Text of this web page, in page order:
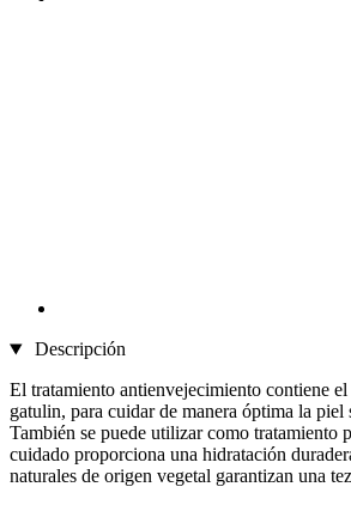
Descripción
El tratamiento antienvejecimiento contiene
gatulin, para cuidar de manera óptima la piel
También se puede utilizar como tratamiento
cuidado proporciona una hidratación
naturales de origen vegetal garantizan una